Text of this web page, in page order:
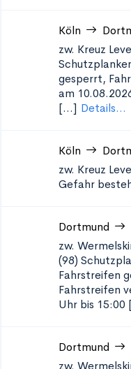
Köln
zw. Kreuz
gesperrt,
am
[...] Details...
Köln
zw. Kreuz
Gefahr
Dortmund
zw.
(98)
Fahrstreifen
Fahrstreifen
Uhr bis 15:00
Dortmund
zw.